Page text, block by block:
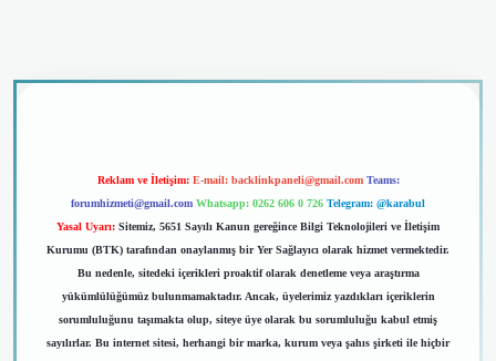
Reklam ve İletişim: E-mail: backlinkpaneli@gmail.com Teams:
forumhizmeti@gmail.com Whatsapp: 0262 606 0 726 Telegram: @karabul
Yasal Uyarı: Sitemiz, 5651 Sayılı Kanun gereğince Bilgi Teknolojileri ve İletişim
Kurumu (BTK) tarafından onaylanmış bir Yer Sağlayıcı olarak hizmet vermektedir.
Bu nedenle, sitedeki içerikleri proaktif olarak denetleme veya araştırma
yükümlülüğümüz bulunmamaktadır. Ancak, üyelerimiz yazdıkları içeriklerin
sorumluluğunu taşımakta olup, siteye üye olarak bu sorumluluğu kabul etmiş
sayılırlar. Bu internet sitesi, herhangi bir marka, kurum veya şahıs şirketi ile hiçbir